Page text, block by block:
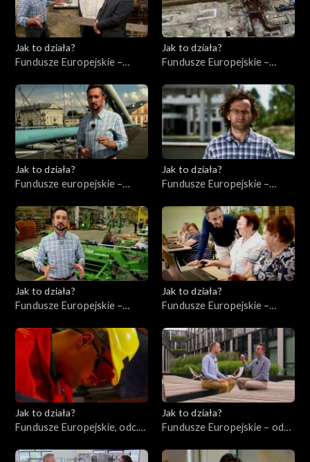
Jak to działa?
Fundusze Europejskie –
Jak to działa?
Fundusze Europejskie –
Jak to działa?
Fundusze europejskie –
Jak to działa?
Fundusze Europejskie –
Jak to działa?
Fundusze Europejskie –
międzynarodowa
Jak to działa?
Fundusze Europejskie –
Jak to działa?
Fundusze Europejskie, odc.
Jak to działa?
Fundusze Europejskie – odc.